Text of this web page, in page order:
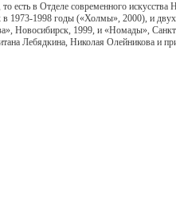
в Отделе современного искусства
в 1973-1998 годы («Холмы», 2000), и
Новосибирск, 1999, и «Номады»,
Лебядкина, Николая Олейникова и